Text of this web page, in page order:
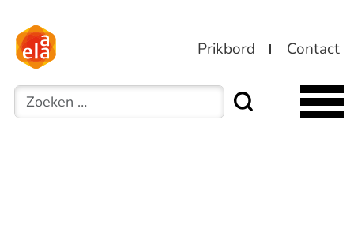
Prikbord Contact
Zoeken